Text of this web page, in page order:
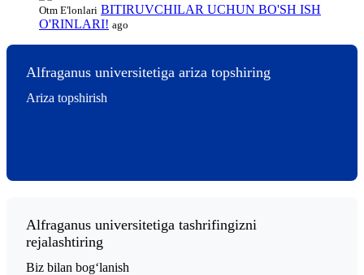
Otm E'lonlari BITIRUVCHILAR UCHUN BO'SH ISH
O'RINLARI! ago
Alfraganus universitetiga ariza topshiring
Ariza topshirish
Alfraganus universitetiga tashrifingizni
rejalashtiring
Biz bilan bogʻlanish